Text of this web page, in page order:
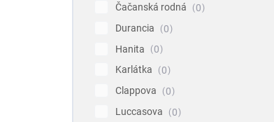
Čačanská rodná
0
Durancia
0
Hanita
0
Karlátka
0
Clappova
0
Luccasova
0